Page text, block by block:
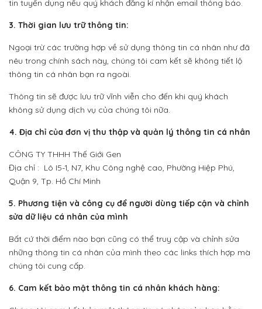
tin tuyển dụng nếu quý khách đăng kí nhận email thông báo.
3. Thời gian lưu trữ thông tin:
Ngoại trừ các trường hợp về sử dụng thông tin cá nhân như đã
nêu trong chính sách này, chúng tôi cam kết sẽ không tiết lộ
thông tin cá nhân bạn ra ngoài.
Thông tin sẽ được lưu trữ vĩnh viễn cho đến khi quý khách
không sử dụng dịch vụ của chúng tôi nữa.
4. Địa chỉ của đơn vị thu thập và quản lý thông tin cá nhân
CÔNG TY THHH Thế Giới Gen
Địa chỉ : Lô I5-1, N7, Khu Công nghệ cao, Phường Hiệp Phú,
Quận 9, Tp. Hồ Chí Minh
5. Phương tiện và công cụ để người dùng tiếp cận và chỉnh
sửa dữ liệu cá nhân của mình
Bất cứ thời điểm nào bạn cũng có thể truy cập và chỉnh sửa
những thông tin cá nhân của mình theo các links thích hợp mà
chúng tôi cung cấp.
6. Cam kết bảo mật thông tin cá nhân khách hàng: